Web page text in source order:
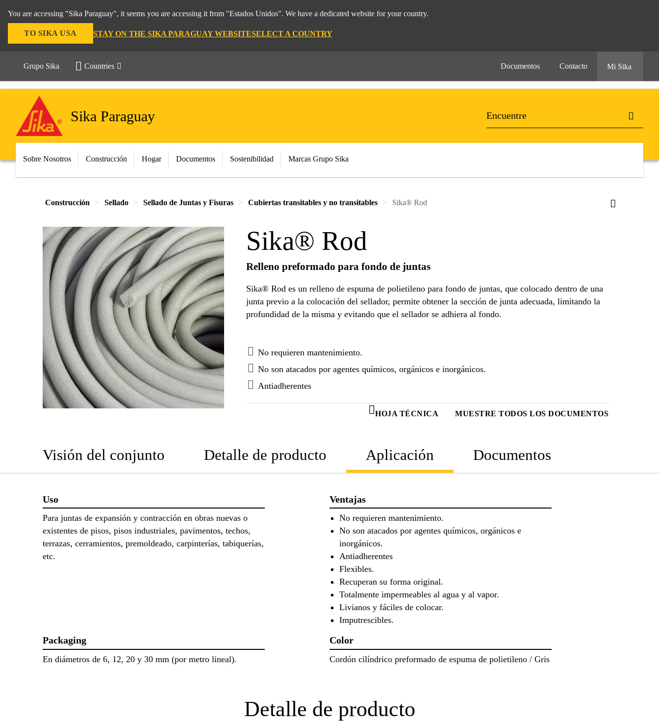
You are accessing "Sika Paraguay", it seems you are accessing it from "Estados Unidos". We have a dedicated website for your country.
TO SIKA USA STAY ON THE SIKA PARAGUAY WEBSITESELECT A COUNTRY
Grupo Sika Countries Documentos Contacto Mi Sika
Sika Paraguay
Sobre Nosotros Construcción Hogar Documentos Sostenibilidad Marcas Grupo Sika
Construcción Sellado Sellado de Juntas y Fisuras Cubiertas transitables y no transitables Sika® Rod
Sika® Rod
Relleno preformado para fondo de juntas
Sika® Rod es un relleno de espuma de polietileno para fondo de juntas, que colocado dentro de una
junta previo a la colocación del sellador, permite obtener la sección de junta adecuada, limitando la
profundidad de la misma y evitando que el sellador se adhiera al fondo.
No requieren mantenimiento.
No son atacados por agentes químicos, orgánicos e inorgánicos.
Antiadherentes
HOJA TÉCNICA MUESTRE TODOS LOS DOCUMENTOS
Visión del conjunto Detalle de producto Aplicación Documentos
Uso
Para juntas de expansión y contracción en obras nuevas o
existentes de pisos, pisos industriales, pavimentos, techos,
terrazas, cerramientos, premoldeado, carpinterías, tabiquerías,
etc.
Ventajas
No requieren mantenimiento.
No son atacados por agentes químicos, orgánicos e
inorgánicos.
Antiadherentes
Flexibles.
Recuperan su forma original.
Totalmente impermeables al agua y al vapor.
Livianos y fáciles de colocar.
Imputrescibles.
Packaging
En diámetros de 6, 12, 20 y 30 mm (por metro lineal).
Color
Cordón cilíndrico preformado de espuma de polietileno / Gris
Detalle de producto